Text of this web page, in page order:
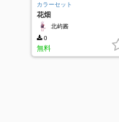
カラーセット
花畑
北屿酱
0
無料